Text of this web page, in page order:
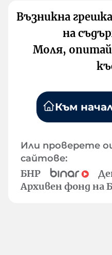
Възникна
на
Моля,
Към
Или проверете
сайтове:
БНР
Архивен фонд на